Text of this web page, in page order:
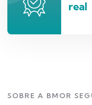
real
SOBRE A BMOR